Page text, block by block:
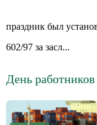
праздник был
602/97 за засл...
День